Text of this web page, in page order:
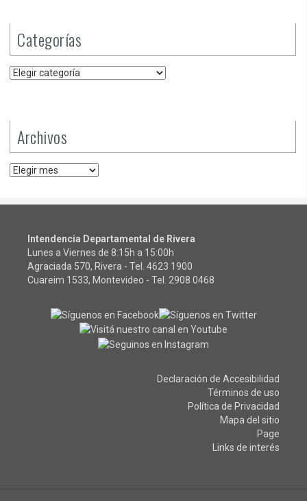
Categorías
Categorías
Archivos
Archivos
Intendencia Departamental de Rivera
Lunes a Viernes de 8:15h a 15:00h
Agraciada 570, Rivera - Tel. 4623 1900
Cuareim 1533, Montevideo - Tel. 2908 0468
Declaración de Accesibilidad
Términos de uso
Política de Privacidad
Mapa del sitio
Page
Links de interés